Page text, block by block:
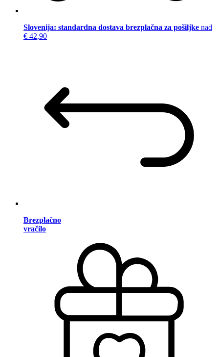
Slovenija: standardna dostava brezplačna za pošiljke nad
€ 42,90
Brezplačno
vračilo